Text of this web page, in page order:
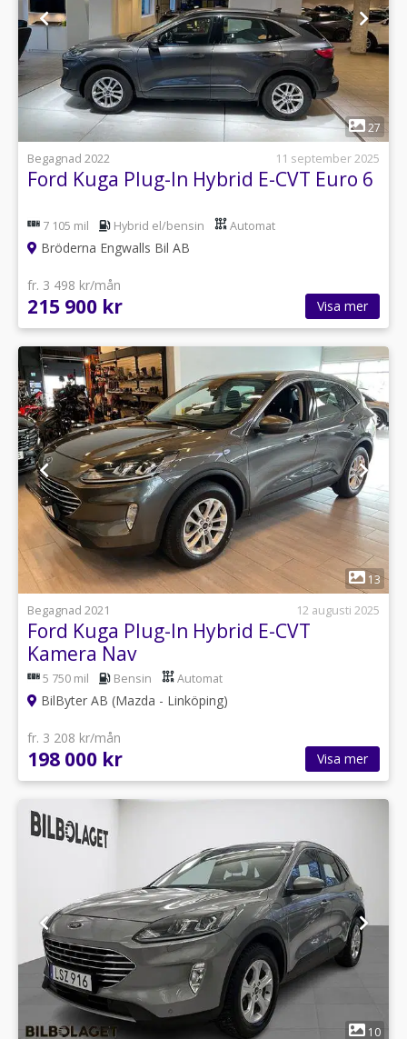
1
27
Begagnad 2022
11 september 2025
Ford Kuga Plug-In Hybrid E-CVT Euro 6
7 105 mil Hybrid el/bensin Automat
Bröderna Engwalls Bil AB
fr. 3 498 kr/mån
215 900 kr Visa mer
1
13
Begagnad 2021
12 augusti 2025
Ford Kuga Plug-In Hybrid E-CVT
Kamera Nav
5 750 mil Bensin Automat
BilByter AB (Mazda - Linköping)
fr. 3 208 kr/mån
198 000 kr Visa mer
10